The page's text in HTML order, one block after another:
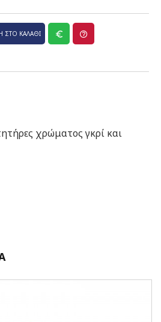
ΣΤΟ ΚΑΛΆΘΙ
χρώματος γκρί και